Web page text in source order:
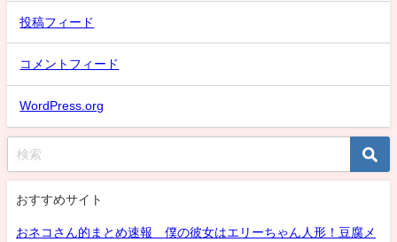
投稿フィード
コメントフィード
WordPress.org
おすすめサイト
おネコさん的まとめ速報 僕の彼女はエリーちゃん人形！豆腐メ